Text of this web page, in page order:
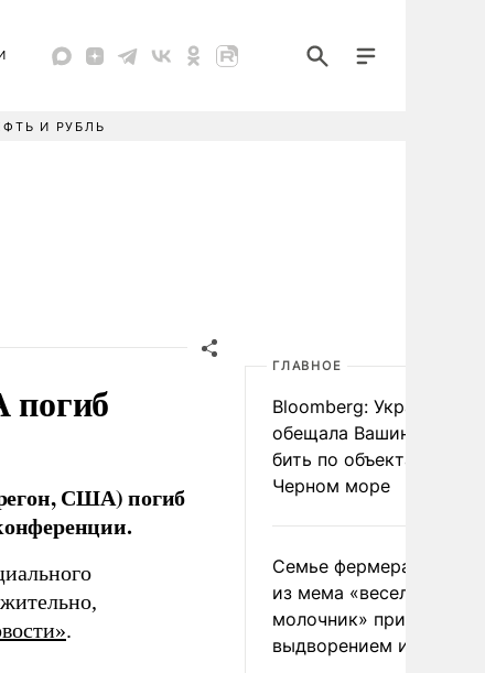
И РУБЛЬ
погиб
США) погиб
.
ГЛАВНОЕ
Bloomberg: Украина
обещала Вашингтону не
бить по объектам КТК в
Черном море
Семье фермера
из мема «веселый
молочник» пригрозили
выдворением из